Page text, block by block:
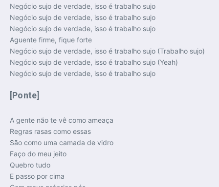
Negócio sujo de verdade, isso é trabalho sujo
Negócio sujo de verdade, isso é trabalho sujo
Negócio sujo de verdade, isso é trabalho sujo
Aguente firme, fique forte
Negócio sujo de verdade, isso é trabalho sujo (Trabalho sujo)
Negócio sujo de verdade, isso é trabalho sujo (Yeah)
Negócio sujo de verdade, isso é trabalho sujo
[Ponte]
A gente não te vê como ameaça
Regras rasas como essas
São como uma camada de vidro
Faço do meu jeito
Quebro tudo
E passo por cima